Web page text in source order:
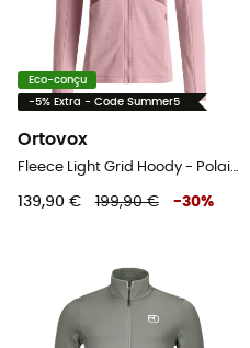
Eco-conçu
-5% Extra - Code Summer5
Ortovox
139,90 € 199,90 € -30%